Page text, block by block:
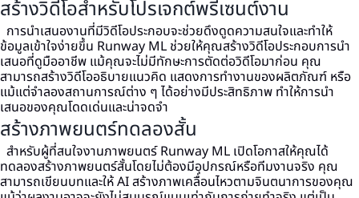
สร้างวิดีโอสำหรับโปรเจกต์พรีเซนต์งาน
การนำเสนองานที่มีวิดีโอประกอบจะช่วยดึงดูดความสนใจและทำให้
ข้อมูลเข้าใจง่ายขึ้น Runway ML ช่วยให้คุณสร้างวิดีโอประกอบการนำ
เสนอที่ดูมืออาชีพ แม้คุณจะไม่มีทักษะการตัดต่อวิดีโอมาก่อน คุณ
สามารถสร้างวิดีโออธิบายแนวคิด แสดงการทำงานของผลิตภัณฑ์ หรือ
แม้แต่จำลองสถานการณ์ต่าง ๆ ได้อย่างมีประสิทธิภาพ ทำให้การนำ
เสนอของคุณโดดเด่นและน่าจดจำ
สร้างภาพยนตร์ทดลองสั้น
สำหรับผู้ที่สนใจงานภาพยนตร์ Runway ML เปิดโอกาสให้คุณได้
ทดลองสร้างภาพยนตร์สั้นโดยไม่ต้องมีอุปกรณ์หรือทีมงานจริง คุณ
สามารถเขียนบทและให้ AI สร้างภาพเคลื่อนไหวตามจินตนาการของคุณ